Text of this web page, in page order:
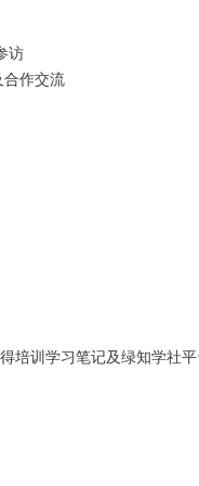
访
作交流
培训学习笔记及绿知学社平